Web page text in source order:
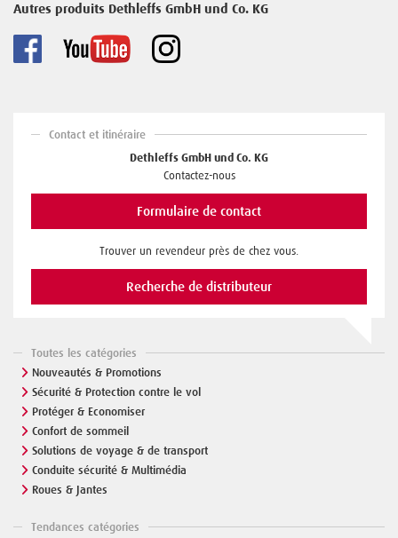
Autres produits Dethleffs GmbH und Co. KG
Contact et itinéraire
Dethleffs GmbH und Co. KG
Contactez-nous
Formulaire de contact
Trouver un revendeur près de chez vous.
Recherche de distributeur
Toutes les catégories
Nouveautés & Promotions
Sécurité & Protection contre le vol
Protéger & Economiser
Confort de sommeil
Solutions de voyage & de transport
Conduite sécurité & Multimédia
Roues & Jantes
Tendances catégories